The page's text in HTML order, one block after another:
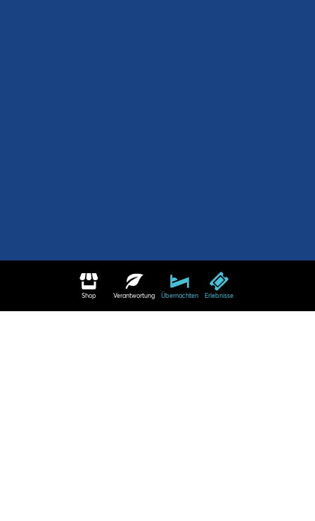
Shop Verantwortung Übernachten Erlebnisse